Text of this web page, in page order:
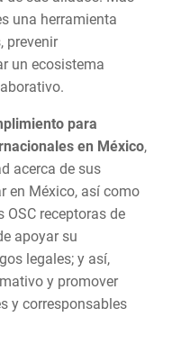
una herramienta
prevenir
un ecosistema
para
en México,
acerca de sus
en México, así como
receptoras de
apoyar su
legales; y así,
y promover
y corresponsables